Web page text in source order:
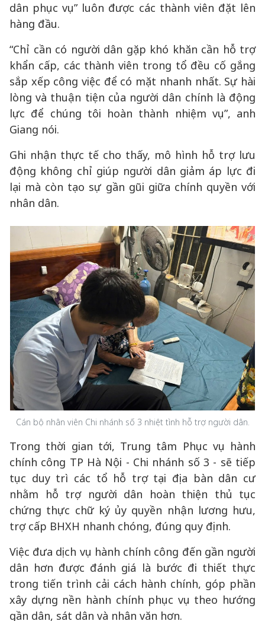
dân phục vụ” luôn được các thành viên đặt lên
hàng đầu.
“Chỉ cần có người dân gặp khó khăn cần hỗ trợ
khẩn cấp, các thành viên trong tổ đều cố gắng
sắp xếp công việc để có mặt nhanh nhất. Sự hài
lòng và thuận tiện của người dân chính là động
lực để chúng tôi hoàn thành nhiệm vụ”, anh
Giang nói.
Ghi nhận thực tế cho thấy, mô hình hỗ trợ lưu
động không chỉ giúp người dân giảm áp lực đi
lại mà còn tạo sự gần gũi giữa chính quyền với
nhân dân.
Cán bộ nhân viên Chi nhánh số 3 nhiệt tình hỗ trợ người dân.
Trong thời gian tới, Trung tâm Phục vụ hành
chính công TP Hà Nội - Chi nhánh số 3 - sẽ tiếp
tục duy trì các tổ hỗ trợ tại địa bàn dân cư
nhằm hỗ trợ người dân hoàn thiện thủ tục
chứng thực chữ ký ủy quyền nhận lương hưu,
trợ cấp BHXH nhanh chóng, đúng quy định.
Việc đưa dịch vụ hành chính công đến gần người
dân hơn được đánh giá là bước đi thiết thực
trong tiến trình cải cách hành chính, góp phần
xây dựng nền hành chính phục vụ theo hướng
gần dân, sát dân và nhân văn hơn.